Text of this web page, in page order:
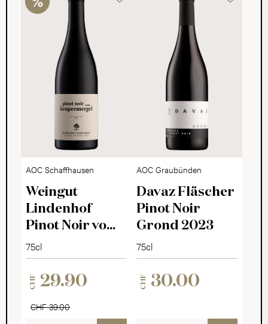
AOC Schaffhausen
Weingut
Lindenhof
Pinot Noir vom
Keupermergel
2022
75cl
CHF 29.90
CHF 39.00
AOC Graubünden
Davaz Fläscher
Pinot Noir
Grond 2023
75cl
CHF 30.00